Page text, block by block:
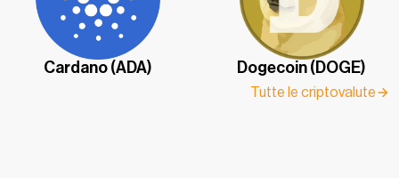
Cardano (ADA) Dogecoin (DOGE)
Tutte le criptovalute